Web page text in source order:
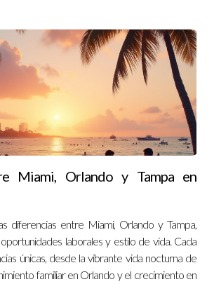
Miami, Orlando y Tampa en
diferencias entre Miami, Orlando y Tampa,
laborales y estilo de vida. Cada
únicas, desde la vibrante vida nocturna de
familiar en Orlando y el crecimiento en